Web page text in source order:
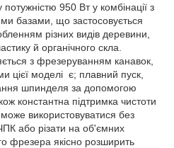
потужністю 950 Вт у комбінації з
базами, що застосовується
різних видів деревини,
й органічного скла.
з фрезеруванням канавок,
цієї моделі є; плавний пуск,
шпинделя за допомогою
константна підтримка чистоти
використовуватися без
або різати на об'ємних
фрезера якісно розширить